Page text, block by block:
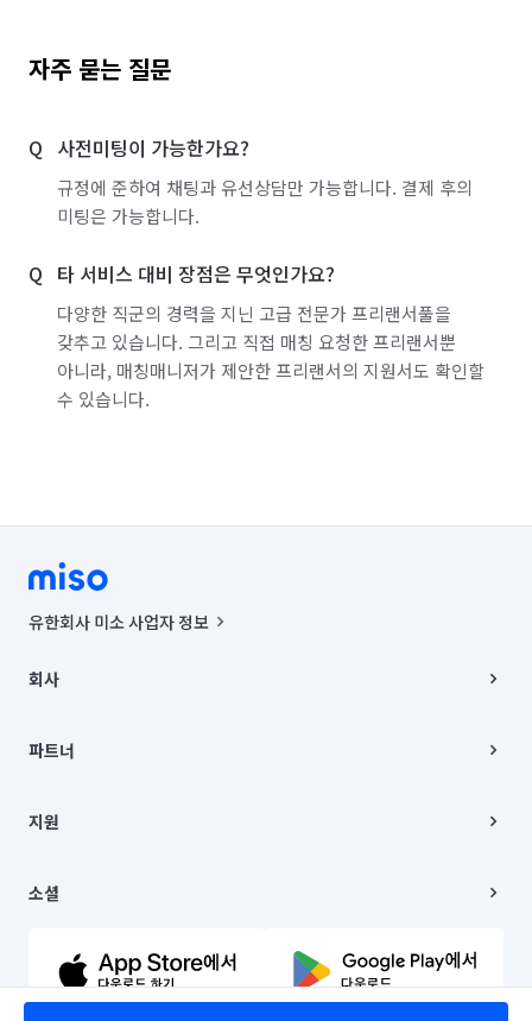
자주 묻는 질문
사전미팅이 가능한가요?
규정에 준하여 채팅과 유선상담만 가능합니다. 결제 후의
미팅은 가능합니다.
타 서비스 대비 장점은 무엇인가요?
다양한 직군의 경력을 지닌 고급 전문가 프리랜서풀을
갖추고 있습니다. 그리고 직접 매칭 요청한 프리랜서뿐
아니라, 매칭매니저가 제안한 프리랜서의 지원서도 확인할
수 있습니다.
유한회사 미소 사업자 정보
00019 |
주소 | 본사: 서울특별시 종로구 율곡로 6(중학동, 트윈트리빌딩) B동 5층
컨택센터 : 서울특별시 종로구 수송동 율곡로 24, 7층, 8층 미소
상품, 상품정보, 거래에 관한 의무와 책임은 거래당사자에게 있습니다.
언론 보도 관련 문의:
© 유한회사 미소. Miso, Inc. All Rights Reserved.
회사
채용
파트너
이사
지원
이용약관
문의하기
소셜
유튜브